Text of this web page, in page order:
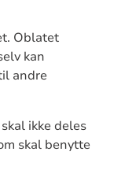
Oblatet
kan
andre
ikke deles
skal benytte